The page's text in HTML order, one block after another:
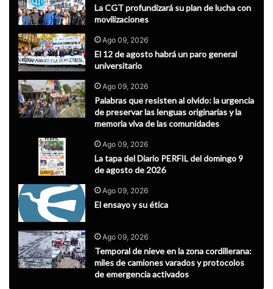
La CGT profundizará su plan de lucha con
movilizaciones
Ago 09, 2026
El 12 de agosto habrá un paro general
universitario
Ago 09, 2026
Palabras que resisten al olvido: la urgencia
de preservar las lenguas originarias y la
memoria viva de las comunidades
Ago 09, 2026
La tapa del Diario PERFIL del domingo 9
de agosto de 2026
Ago 09, 2026
El ensayo y su ética
Ago 09, 2026
Temporal de nieve en la zona cordillerana:
miles de camiones varados y protocolos
de emergencia activados